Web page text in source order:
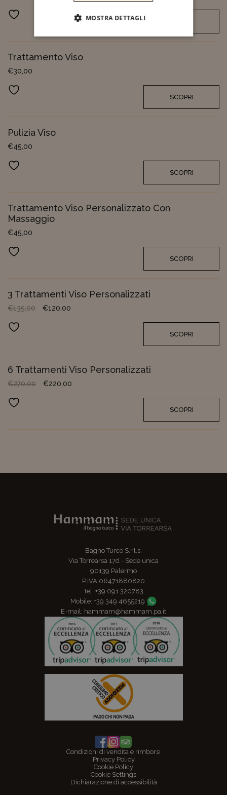
Aggiungi ai preferiti
Trattamento Viso
€30,00
SCOPRI
Pulizia Viso
€45,00
SCOPRI
Trattamento Viso Personalizzato Con
Massaggio
€45,00
SCOPRI
3 Trattamenti Viso Personalizzati
€135,00 €120,00
SCOPRI
6 Trattamenti Viso Personalizzati
€270,00 €220,00
SCOPRI
Bagno Turco S.r.l.s.
Via Torrearsa 17d - Sede unica
90139 Palermo
P.IVA 06471880820
Tel: +39 091 320783
Mobile: +39 349 4655219
E-mail: hammam@hammam.pa.it
Condizioni di vendita e rimborsi
Privacy Policy
Cookie Policy
Cookie Settings
Dichiarazione di accessibilità
MOSTRA DETTAGLI